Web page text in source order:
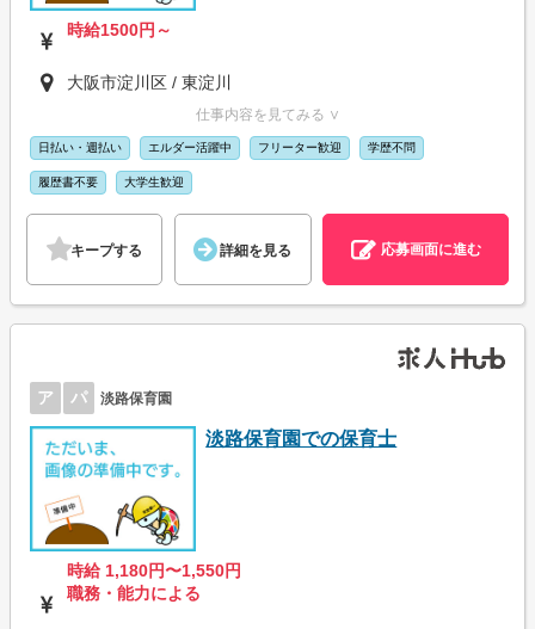
時給1500円～
大阪市淀川区 / 東淀川
仕事内容を見てみる ∨
日払い・週払い エルダー活躍中 フリーター歓迎 学歴不問
履歴書不要 大学生歓迎
キープする 詳細を見る 応募画面に進む
ア パ 淡路保育園
淡路保育園での保育士
時給 1,180円〜1,550円
職務・能力による